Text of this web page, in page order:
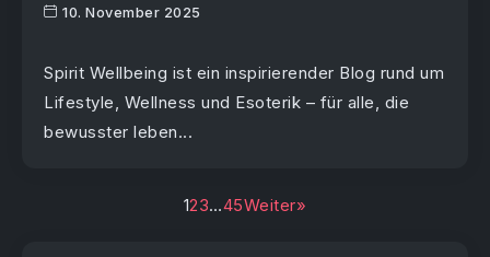
10. November 2025
Spirit Wellbeing ist ein inspirierender Blog rund um
Lifestyle, Wellness und Esoterik – für alle, die
bewusster leben...
123…45Weiter»